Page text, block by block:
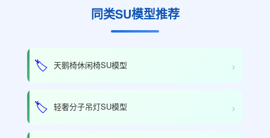
同类SU模型推荐
🏷️ 天鹅椅休闲椅SU模型 ›
🏷️ 轻奢分子吊灯SU模型 ›